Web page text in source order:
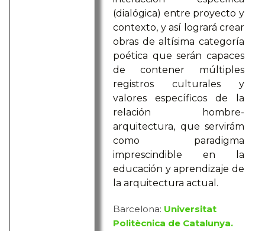
(dialógica) entre proyecto y
contexto, y así logrará crear
obras de altísima categoría
poética que serán capaces
de contener múltiples
registros culturales y
valores específicos de la
relación hombre-
arquitectura, que servirám
como paradigma
imprescindible en la
educación y aprendizaje de
la arquitectura actual.
Barcelona: Universitat
Politècnica de Catalunya.